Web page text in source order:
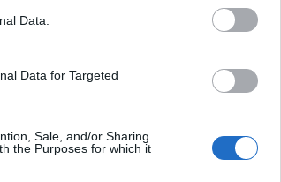
Data.
Data for Targeted
Sale, and/or Sharing
the Purposes for which it
Tidligere verdenscupvinneren tar
etter poengthriller til siste meter i siste